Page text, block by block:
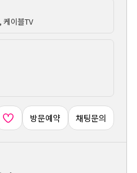
케이블TV
방문예약 채팅문의